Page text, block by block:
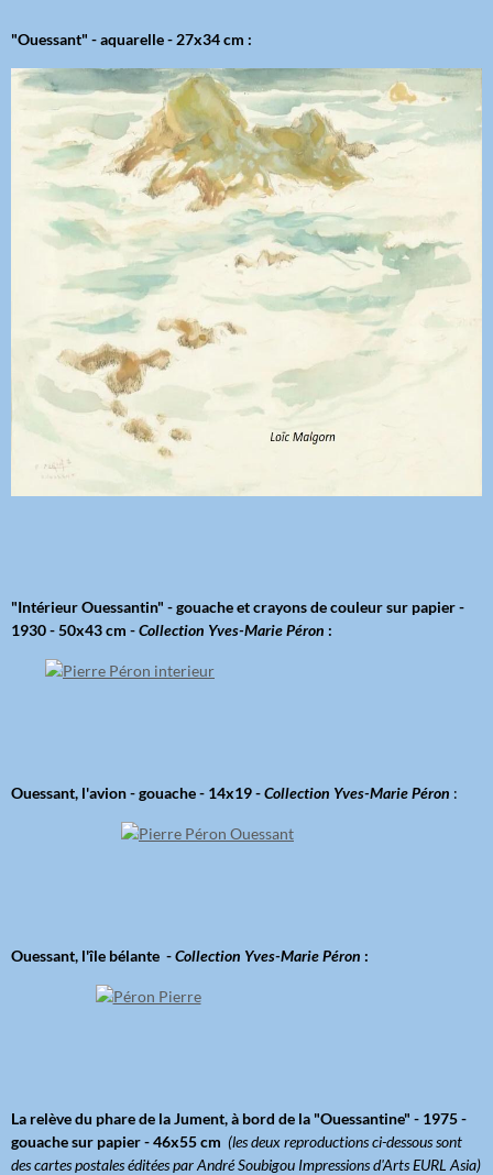
"Ouessant" - aquarelle - 27x34 cm :
"Intérieur Ouessantin" - gouache et crayons de couleur sur papier -
1930 - 50x43 cm -Collection Yves-Marie Péron :
Ouessant, l'avion - gouache - 14x19 -Collection Yves-Marie Péron :
Ouessant, l'île bélante -Collection Yves-Marie Péron :
La relève du phare de la Jument, à bord de la "Ouessantine" - 1975 -
gouache sur papier - 46x55 cm (les deux reproductions ci-dessous sont
des cartes postales éditées par André Soubigou Impressions d'Arts EURL Asia)